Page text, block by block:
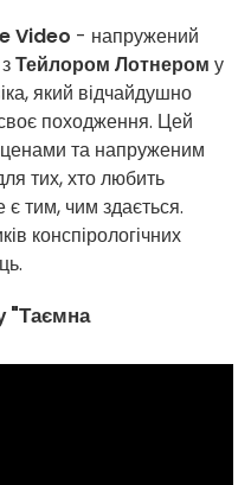
Video - напружений
Тейлором Лотнером у
який відчайдушно
походження. Цей
та напруженим
тих, хто любить
є тим, чим здається.
конспірологічних
"Таємна